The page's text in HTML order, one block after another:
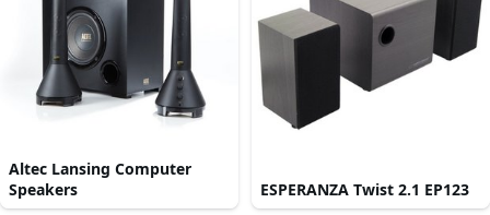
Altec Lansing Computer
Speakers
ESPERANZA Twist 2.1 EP123